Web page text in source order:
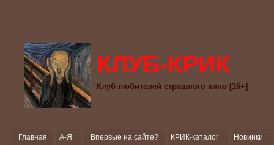
КЛУБ-КРИК
Клуб любителей страшного кино [16+]
Главная А-Я Впервые на сайте? КРИК-каталог Новинки